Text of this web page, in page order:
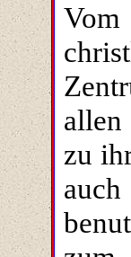
allen
zu